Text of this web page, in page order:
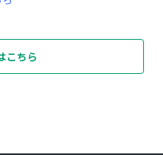
こちら